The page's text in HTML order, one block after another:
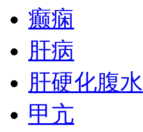
癫痫
肝病
肝硬化腹水
甲亢